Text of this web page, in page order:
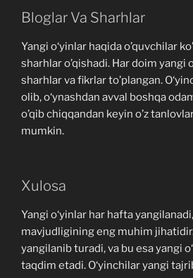
Bloglar Va Sharhlar
Yangi o‘yinlar haqida o’quvchilar
sharhlar o’qishadi. Har doim yangi
sharhlar va fikrlar to’plangan.
olib, o‘ynashdan avval boshqa
o’qib chiqqandan keyin o’z
mumkin.
Xulosa
Yangi o‘yinlar har hafta
mavjudligining eng muhim
yangilanib turadi, va bu esa yangi
taqdim etadi. O‘yinchilar yangi